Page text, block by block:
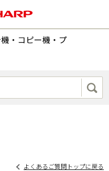
・コピー機・プ
よくあるご質問トップに戻る